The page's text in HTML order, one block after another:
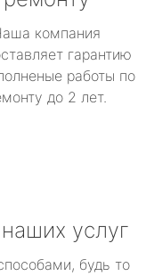
компания
гарантию
работы по
до 2 лет.
услуг
будь то